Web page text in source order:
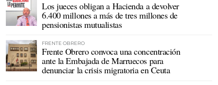
Los jueces obligan a Hacienda a devolver
6.400 millones a más de tres millones de
pensionistas mutualistas
FRENTE OBRERO
Frente Obrero convoca una concentración
ante la Embajada de Marruecos para
denunciar la crisis migratoria en Ceuta